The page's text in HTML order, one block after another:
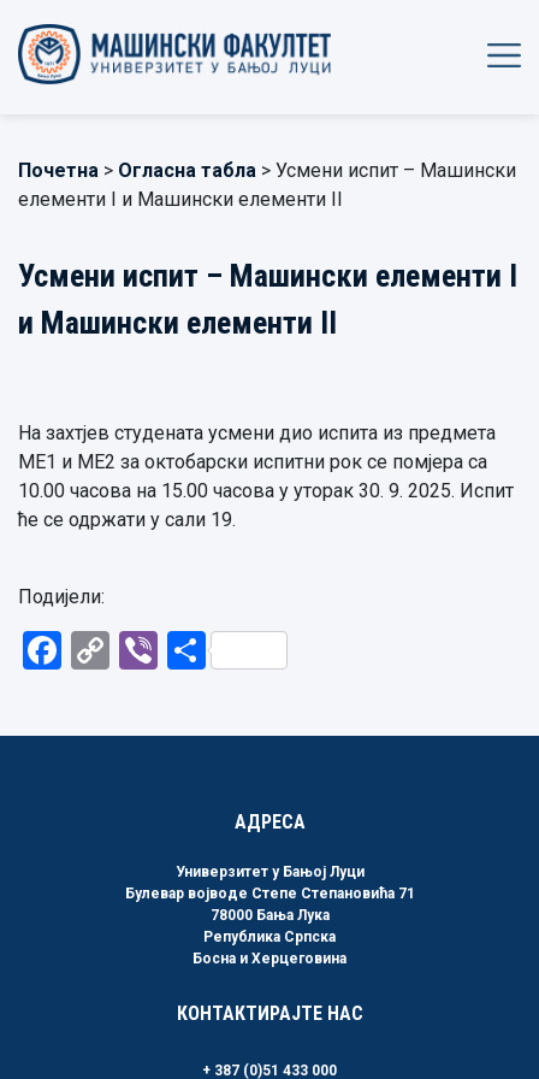
Почетна > Огласна табла > Усмени испит – Машински
елементи I и Машински елементи II
Усмени испит – Машински елементи I
и Машински елементи II
На захтјев студената усмени дио испита из предмета
МЕ1 и МЕ2 за октобарски испитни рок се помјера са
10.00 часова на 15.00 часова у уторак 30. 9. 2025. Испит
ће се одржати у сали 19.
Подијели:
Facebook
CopyViberShare
АДРЕСА
Универзитет у Бањој Луци
Булевар војводе Степе Степановића 71
78000 Бања Лука
Република Српска
Босна и Херцеговина
КОНТАКТИРАЈТЕ НАС
+ 387 (0)51 433 000